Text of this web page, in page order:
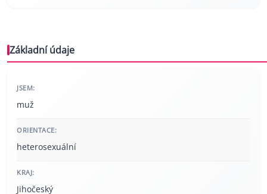
Základní údaje
JSEM:
muž
ORIENTACE:
heterosexuální
KRAJ:
Jihočeský